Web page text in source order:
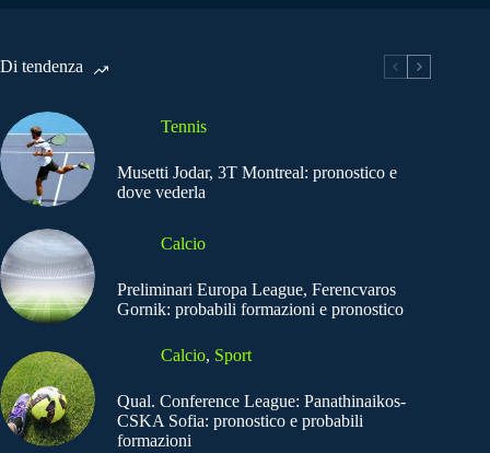
Di tendenza
Tennis
Musetti Jodar, 3T Montreal: pronostico e
dove vederla
Calcio
Preliminari Europa League, Ferencvaros
Gornik: probabili formazioni e pronostico
Calcio, Sport
Qual. Conference League: Panathinaikos-
CSKA Sofia: pronostico e probabili
formazioni